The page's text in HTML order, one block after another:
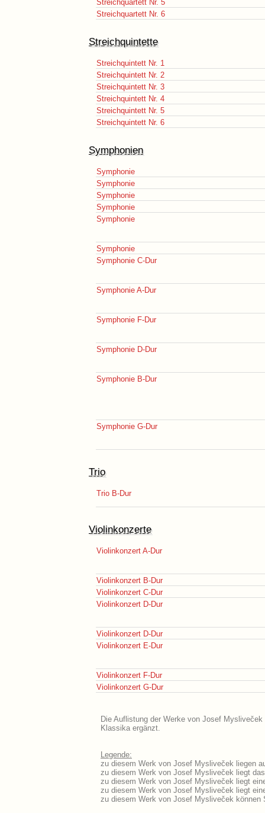
Streichquartett Nr. 5
Streichquartett Nr. 6
Streichquintette
Streichquintett Nr. 1
Streichquintett Nr. 2
Streichquintett Nr. 3
Streichquintett Nr. 4
Streichquintett Nr. 5
Streichquintett Nr. 6
Symphonien
Symphonie
Symphonie
Symphonie
Symphonie
Symphonie
Symphonie
Symphonie C-Dur
Symphonie A-Dur
Symphonie F-Dur
Symphonie D-Dur
Symphonie B-Dur
Symphonie G-Dur
Trio
Trio B-Dur
Violinkonzerte
Violinkonzert A-Dur
Violinkonzert B-Dur
Violinkonzert C-Dur
Violinkonzert D-Dur
Violinkonzert D-Dur
Violinkonzert E-Dur
Violinkonzert F-Dur
Violinkonzert G-Dur
Die Auflistung der Werke von Josef
Klassika ergänzt.
Legende:
zu diesem Werk von Josef Mysliveček liegen
zu diesem Werk von Josef Mysliveček liegt
zu diesem Werk von Josef Mysliveček liegt
zu diesem Werk von Josef Mysliveček liegt
zu diesem Werk von Josef Mysliveček können